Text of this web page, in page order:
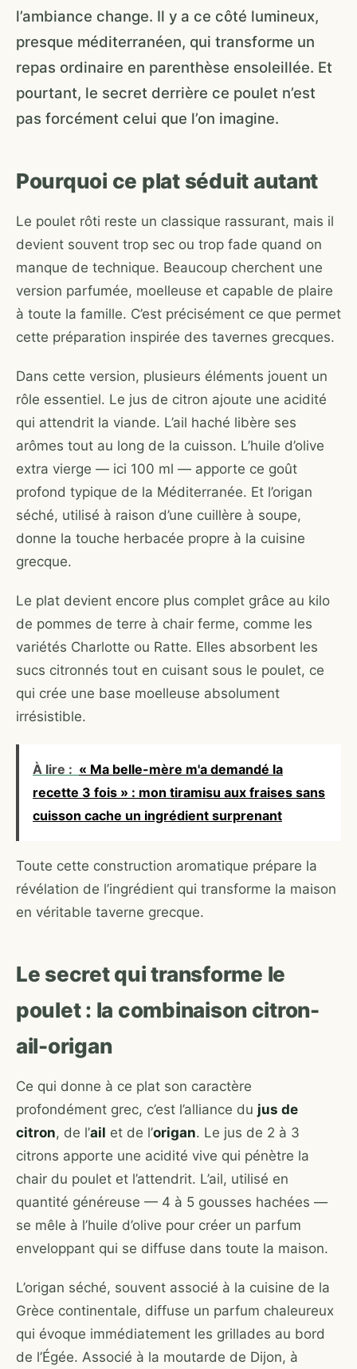
l’ambiance change. Il y a ce côté lumineux,
presque méditerranéen, qui transforme un
repas ordinaire en parenthèse ensoleillée. Et
pourtant, le secret derrière ce poulet n’est
pas forcément celui que l’on imagine.
Pourquoi ce plat séduit autant
Le poulet rôti reste un classique rassurant, mais il
devient souvent trop sec ou trop fade quand on
manque de technique. Beaucoup cherchent une
version parfumée, moelleuse et capable de plaire
à toute la famille. C’est précisément ce que permet
cette préparation inspirée des tavernes grecques.
Dans cette version, plusieurs éléments jouent un
rôle essentiel. Le jus de citron ajoute une acidité
qui attendrit la viande. L’ail haché libère ses
arômes tout au long de la cuisson. L’huile d’olive
extra vierge — ici 100 ml — apporte ce goût
profond typique de la Méditerranée. Et l’origan
séché, utilisé à raison d’une cuillère à soupe,
donne la touche herbacée propre à la cuisine
grecque.
Le plat devient encore plus complet grâce au kilo
de pommes de terre à chair ferme, comme les
variétés Charlotte ou Ratte. Elles absorbent les
sucs citronnés tout en cuisant sous le poulet, ce
qui crée une base moelleuse absolument
irrésistible.
À lire : « Ma belle-mère m'a demandé la
recette 3 fois » : mon tiramisu aux fraises sans
cuisson cache un ingrédient surprenant
Toute cette construction aromatique prépare la
révélation de l’ingrédient qui transforme la maison
en véritable taverne grecque.
Le secret qui transforme le
poulet : la combinaison citron-
ail-origan
Ce qui donne à ce plat son caractère
profondément grec, c’est l’alliance du jus de
citron, de l’ail et de l’origan. Le jus de 2 à 3
citrons apporte une acidité vive qui pénètre la
chair du poulet et l’attendrit. L’ail, utilisé en
quantité généreuse — 4 à 5 gousses hachées —
se mêle à l’huile d’olive pour créer un parfum
enveloppant qui se diffuse dans toute la maison.
L’origan séché, souvent associé à la cuisine de la
Grèce continentale, diffuse un parfum chaleureux
qui évoque immédiatement les grillades au bord
de l’Égée. Associé à la moutarde de Dijon, à